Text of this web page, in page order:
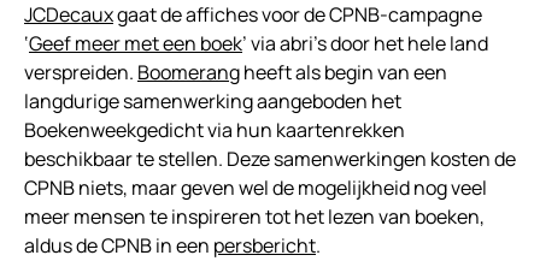
JCDecauxgaat de affiches voor de CPNB-campagne
‘Geef meer met een boek’ via abri’s door het hele land
verspreiden. Boomerangheeft als begin van een
langdurige samenwerking aangeboden het
Boekenweekgedicht via hun kaartenrekken
beschikbaar te stellen. Deze samenwerkingen kosten de
CPNB niets, maar geven wel de mogelijkheid nog veel
meer mensen te inspireren tot het lezen van boeken,
aldus de CPNB in een persbericht.